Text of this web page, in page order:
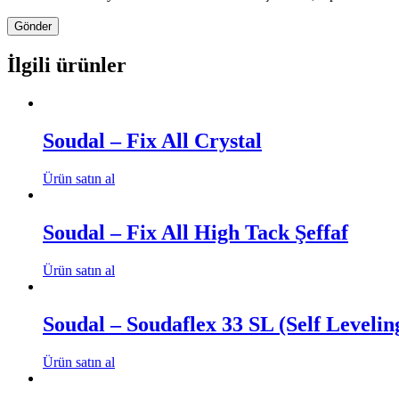
İlgili ürünler
Soudal – Fix All Crystal
Ürün satın al
Soudal – Fix All High Tack Şeffaf
Ürün satın al
Soudal – Soudaflex 33 SL (Self
Ürün satın al